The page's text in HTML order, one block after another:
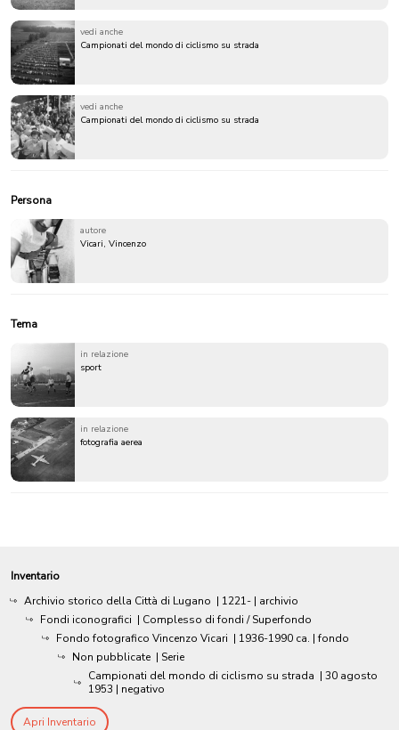
vedi anche
Campionati del mondo di ciclismo su strada
vedi anche
Campionati del mondo di ciclismo su strada
Persona
autore
Vicari, Vincenzo
Tema
in relazione
sport
in relazione
fotografia aerea
Inventario
Archivio storico della Città di Lugano | 1221- | archivio
Fondi iconografici | Complesso di fondi / Superfondo
Fondo fotografico Vincenzo Vicari | 1936-1990 ca. | fondo
Non pubblicate | Serie
Campionati del mondo di ciclismo su strada | 30 agosto
1953 | negativo
Apri Inventario